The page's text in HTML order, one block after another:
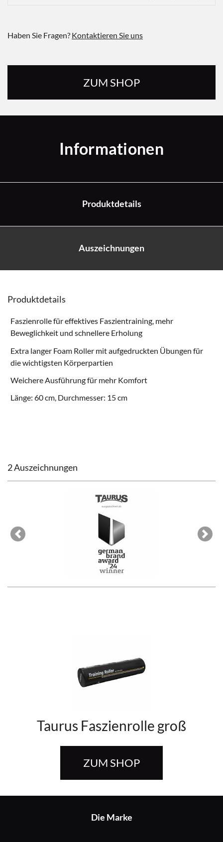
Haben Sie Fragen? Kontaktieren Sie uns
ZUM SHOP
Informationen
Produktdetails
Auszeichnungen
Produktdetails
Faszienrolle für effektives Faszientraining, mehr
Beweglichkeit und schnellere Erholung
Extra langer Foam Roller mit aufgedruckten Übungen für
die wichtigsten Körperpartien
Weichere Ausführung für mehr Komfort
Länge: 60 cm, Durchmesser: 15 cm
2 Auszeichnungen
Previous Next
Taurus Faszienrolle groß
ZUM SHOP
Die Marke